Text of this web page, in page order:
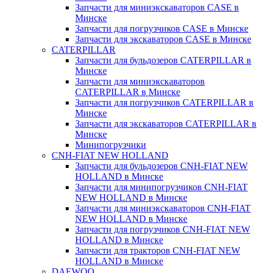
Запчасти для миниэкскаваторов CASE в
Минске
Запчасти для погрузчиков CASE в Минске
Запчасти для экскаваторов CASE в Минске
CATERPILLAR
Запчасти для бульдозеров CATERPILLAR в
Минске
Запчасти для миниэкскаваторов
CATERPILLAR в Минске
Запчасти для погрузчиков CATERPILLAR в
Минске
Запчасти для экскаваторов CATERPILLAR в
Минскe
Минипогрузчики
CNH-FIAT NEW HOLLAND
Запчасти для бульдозеров CNH-FIAT NEW
HOLLAND в Минске
Запчасти для минипогрузчиков CNH-FIAT
NEW HOLLAND в Минске
Запчасти для миниэкскаваторов CNH-FIAT
NEW HOLLAND в Минске
Запчасти для погрузчиков CNH-FIAT NEW
HOLLAND в Минске
Запчасти для тракторов CNH-FIAT NEW
HOLLAND в Минске